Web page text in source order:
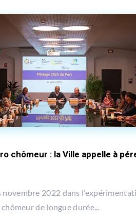
chômeur : la Ville appelle à
novembre 2022 dans
de longue durée...